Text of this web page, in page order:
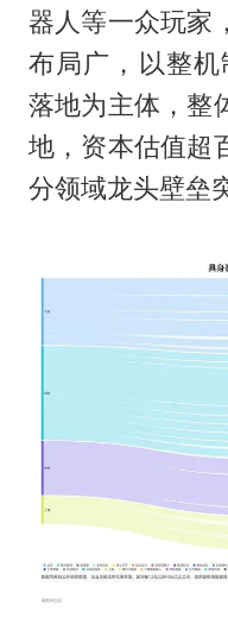
器人等一众玩家
布局广，以整
落地为主体，整
地，资本估值超
分领域龙头壁垒